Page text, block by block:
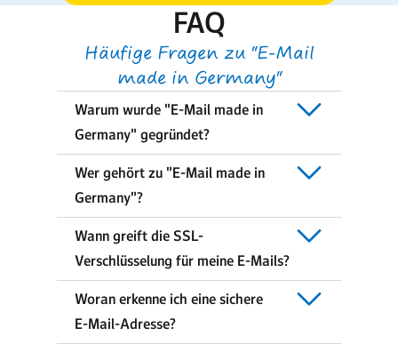
FAQ
Häufige Fragen zu "E-Mail
made in Germany"
Warum wurde "E-Mail made in
Germany" gegründet?
Wer gehört zu "E-Mail made in
Germany"?
Wann greift die SSL-
Verschlüsselung für meine E-Mails?
Woran erkenne ich eine sichere
E-Mail-Adresse?